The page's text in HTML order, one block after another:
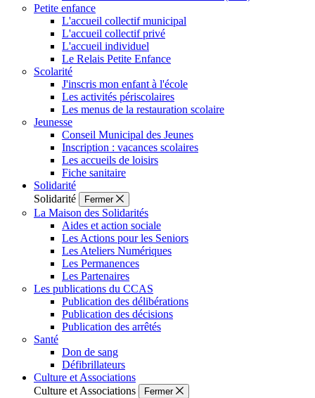
Petite enfance
L'accueil collectif municipal
L'accueil collectif privé
L'accueil individuel
Le Relais Petite Enfance
Scolarité
J'inscris mon enfant à l'école
Les activités périscolaires
Les menus de la restauration scolaire
Jeunesse
Conseil Municipal des Jeunes
Inscription : vacances scolaires
Les accueils de loisirs
Fiche sanitaire
Solidarité
Solidarité
Fermer
La Maison des Solidarités
Aides et action sociale
Les Actions pour les Seniors
Les Ateliers Numériques
Les Permanences
Les Partenaires
Les publications du CCAS
Publication des délibérations
Publication des décisions
Publication des arrêtés
Santé
Don de sang
Défibrillateurs
Culture et Associations
Culture et Associations
Fermer